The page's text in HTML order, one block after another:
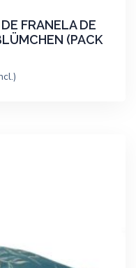
FRANELA DE
(PACK